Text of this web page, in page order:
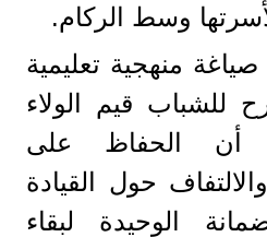
وسط الركام.
منهجية تعليمية
للشباب قيم الولاء
أن الحفاظ على
حول القيادة
الوحيدة لبقاء